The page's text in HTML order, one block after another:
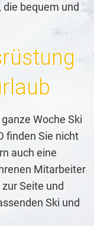
bequem und
Woche Ski
finden Sie nicht
auch eine
Mitarbeiter
Seite und
Ski und